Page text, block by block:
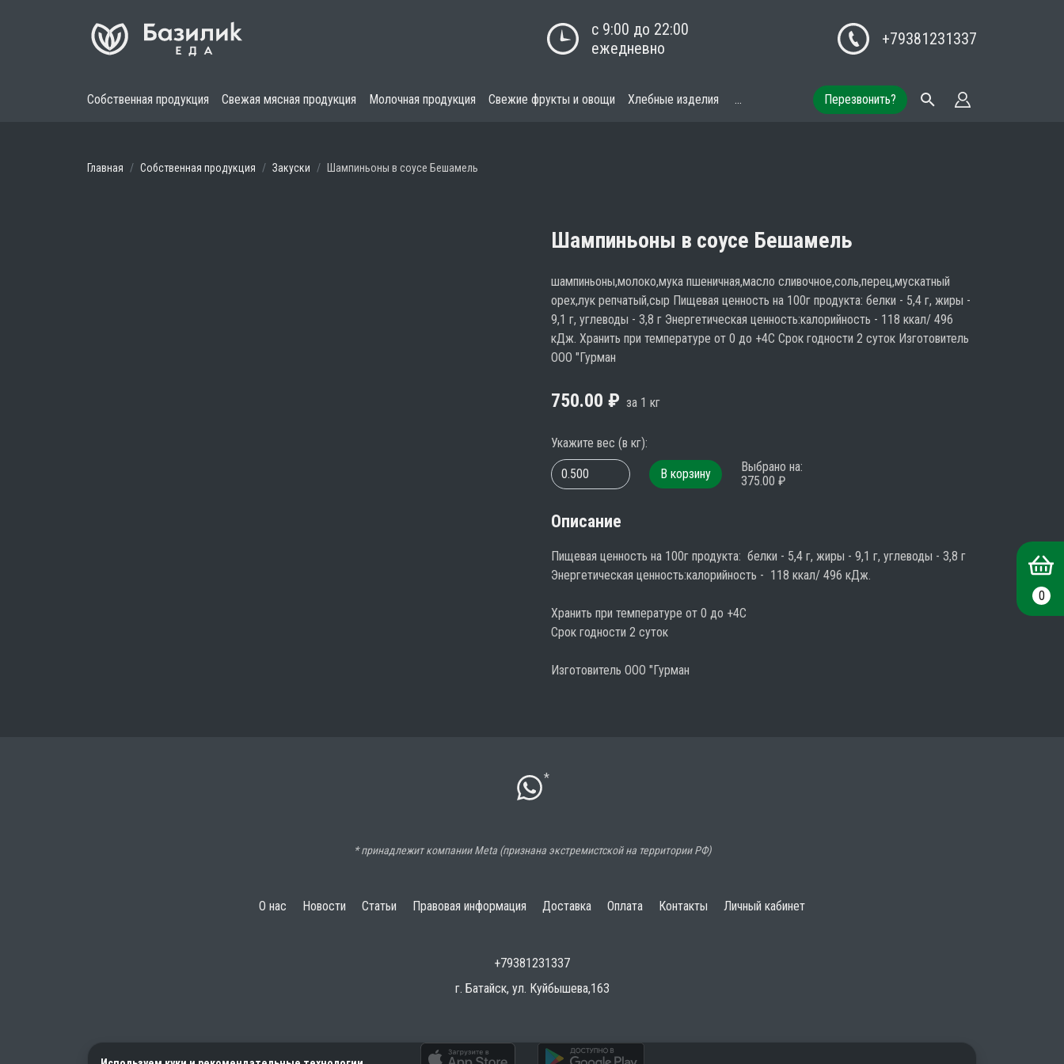
с 9:00 до 22:00
ежедневно
+79381231337
Собственная продукция Свежая мясная продукция Молочная продукция Свежие фрукты и овощи Хлебные изделия ... Перезвонить?
Главная Собственная продукция Закуски Шампиньоны в соусе Бешамель
Шампиньоны в соусе Бешамель
шампиньоны,молоко,мука пшеничная,масло сливочное,соль,перец,мускатный
орех,лук репчатый,сыр Пищевая ценность на 100г продукта: белки - 5,4 г, жиры -
9,1 г, углеводы - 3,8 г Энергетическая ценность:калорийность - 118 ккал/ 496
кДж. Хранить при температуре от 0 до +4С Срок годности 2 суток Изготовитель
ООО "Гурман
750.00 ₽ за 1 кг
Укажите вес (в кг):
В корзину Выбрано на:
375.00 ₽
Описание
Пищевая ценность на 100г продукта:  белки - 5,4 г, жиры - 9,1 г, углеводы - 3,8 г
Энергетическая ценность:калорийность -  118 ккал/ 496 кДж.
Хранить при температуре от 0 до +4С
Срок годности 2 суток
Изготовитель ООО "Гурман
*
* принадлежит компании Meta (признана экстремистской на территории РФ)
О нас Новости Статьи Правовая информация Доставка Оплата Контакты Личный кабинет
+79381231337
г. Батайск, ул. Куйбышева,163
0